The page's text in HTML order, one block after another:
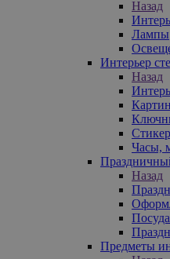
Назад
Лампы
Интерьер
Назад
Часы,
Назад
Предметы